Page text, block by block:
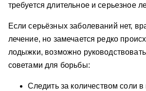
требуется длительное и серьезное
Если серьёзных заболеваний нет,
лечение, но замечается редко
лодыжки, возможно
советами для борьбы:
Следить за количеством соли